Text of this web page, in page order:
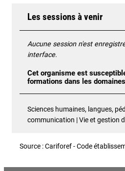
Les sessions à venir
Aucune session n'est
interface.
Cet organisme est
formations dans les
Sciences humaines, langues,
communication | Vie et gestion
Source : Cariforef - Code